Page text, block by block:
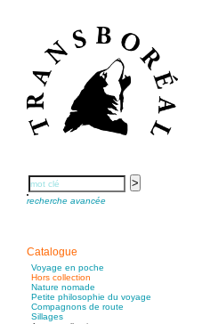
recherche avancée
Catalogue
Voyage en poche
Hors collection
Nature nomade
Petite philosophie du voyage
Compagnons de route
Sillages